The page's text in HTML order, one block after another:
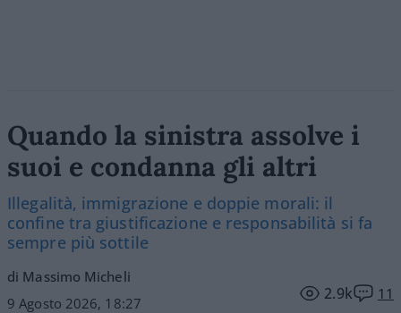
Quando la sinistra assolve i
suoi e condanna gli altri
Illegalità, immigrazione e doppie morali: il
confine tra giustificazione e responsabilità si fa
sempre più sottile
di Massimo Micheli
9 Agosto 2026, 18:27
2.9k 11